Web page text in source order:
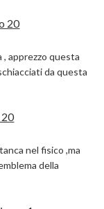
20
, apprezzo questa
da questa
20
nel fisico ,ma
della